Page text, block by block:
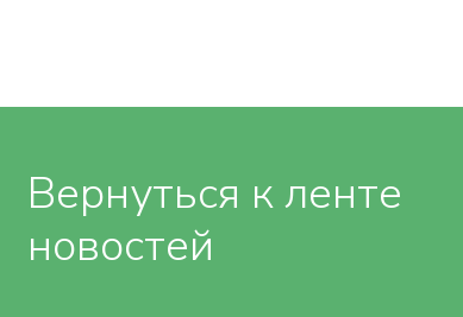
Вернуться к ленте
новостей